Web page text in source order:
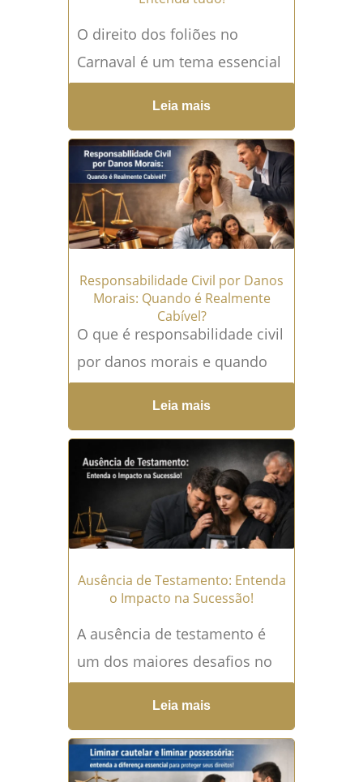
O direito dos foliões no
Carnaval é um tema essencial
para quem pretende curtir a
maior festa popular do país
com segurança, respeito...
Leia mais →
Leia mais
Responsabilidade Civil por Danos
Morais: Quando é Realmente
Cabível?
O que é responsabilidade civil
por danos morais e quando
ela se aplica? A
responsabilidade civil por
danos morais é um dos...Leia
mais →
Leia mais
Ausência de Testamento: Entenda
o Impacto na Sucessão!
A ausência de testamento é
um dos maiores desafios no
direito sucessório brasileiro
porque pode gerar
insegurança jurídica, conflitos
familiares, atrasos nos
Leia mais